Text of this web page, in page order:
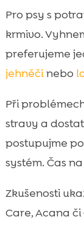
Pro psy s
krmivo.
preferujeme
jehněčínebo
Při
stravy a
postupujme
systém. Čas
Zkušenosti
Care, Acana